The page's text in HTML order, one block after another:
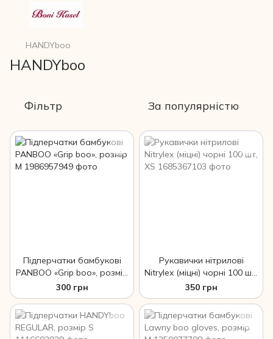
HANDYboo
HANDYboo
Фільтр За популярністю
Підперчатки бамбукові
PANBOO «Grip boo», розмір
М
300 грн
Рукавички нітрилові
Nitrylex (міцні) чорні 100 шт,
XS
350 грн